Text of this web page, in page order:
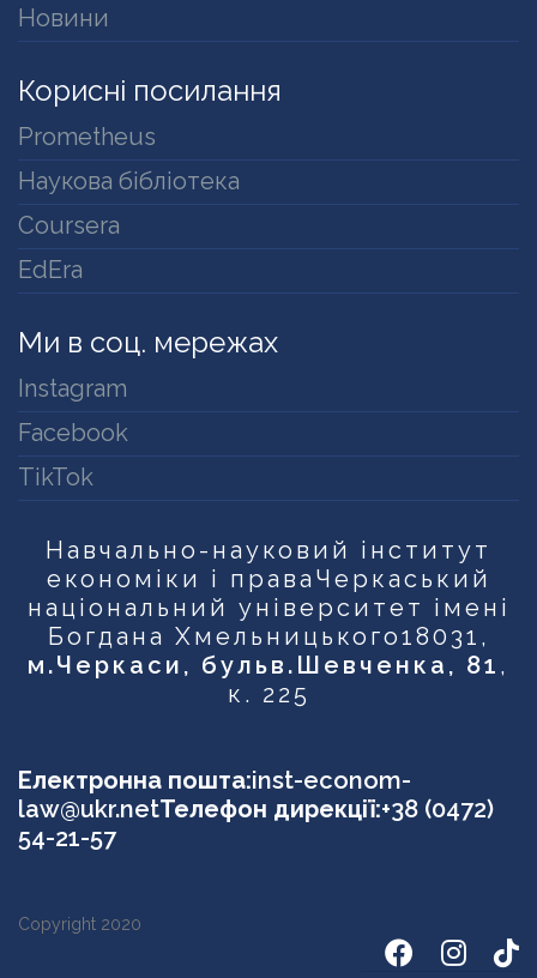
Новини
Корисні посилання
Prometheus
Наукова бібліотека
Coursera
EdEra
Ми в соц. мережах
Instagram
Facebook
TikTok
Навчально-науковий інститут
економіки і права Черкаський
національний університет імені
Богдана Хмельницького18031,
м.Черкаси, бульв.Шевченка, 81 ,
к. 225
Електронна пошта:inst-econom-
law@ukr.netТелефон дирекції:+38 (0472)
54-21-57
Copyright 2020